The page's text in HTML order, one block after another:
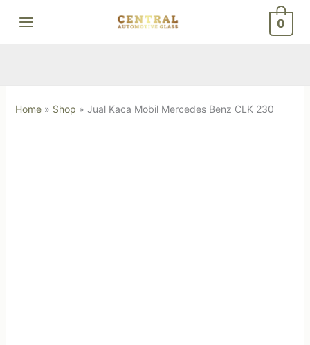
0
Home» Shop » Jual Kaca Mobil Mercedes Benz CLK 230